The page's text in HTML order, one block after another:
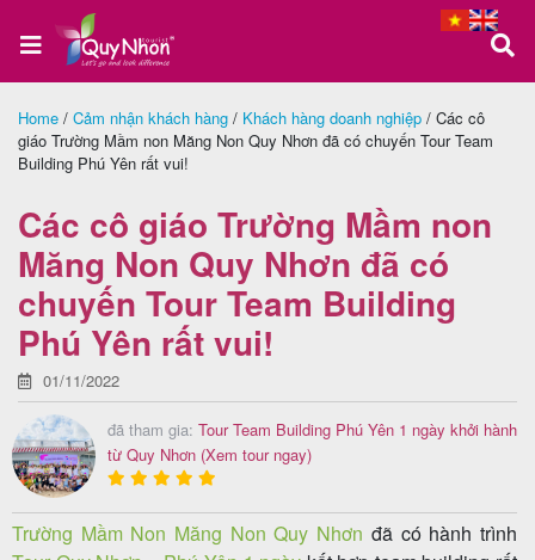
Trang
Tour
Quy
Nhơn
Tour
Phú
Yên
Home / Cảm nhận khách hàng / Khách hàng doanh nghiệp / Các cô
giáo Trường Mầm non Măng Non Quy Nhơn đã có chuyến Tour Team
Building Phú Yên rất vui!
Các cô giáo Trường Mầm non
Măng Non Quy Nhơn đã có
chuyến Tour Team Building
Phú Yên rất vui!
01/11/2022
đã tham gia: Tour Team Building Phú Yên 1 ngày khởi hành
từ Quy Nhơn (Xem tour ngay)
Trường Mầm Non Măng Non Quy Nhơn đã có hành trình